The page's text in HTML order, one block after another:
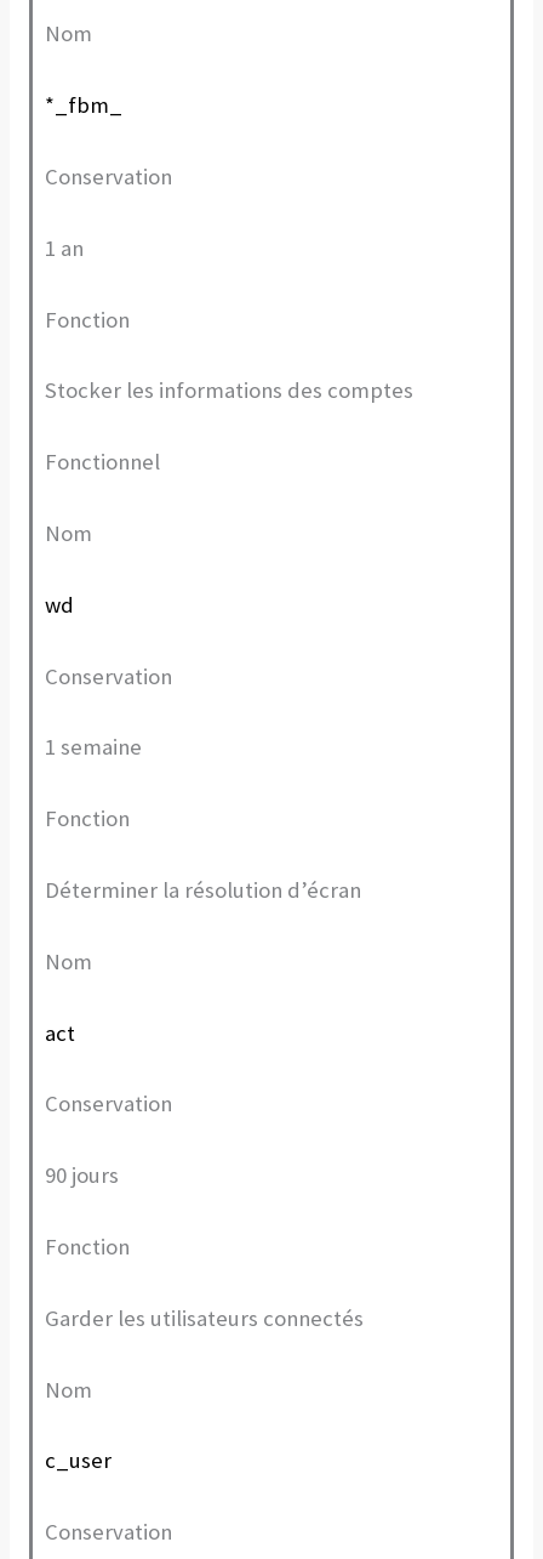
Nom
*_fbm_
Conservation
1 an
Fonction
Stocker les informations des comptes
Fonctionnel
Nom
wd
Conservation
1 semaine
Fonction
Déterminer la résolution d’écran
Nom
act
Conservation
90 jours
Fonction
Garder les utilisateurs connectés
Nom
c_user
Conservation